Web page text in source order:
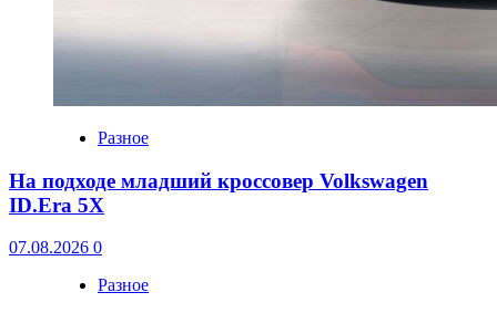
Разное
На подходе младший кроссовер Volkswagen
ID.Era 5X
07.08.2026 0
Разное